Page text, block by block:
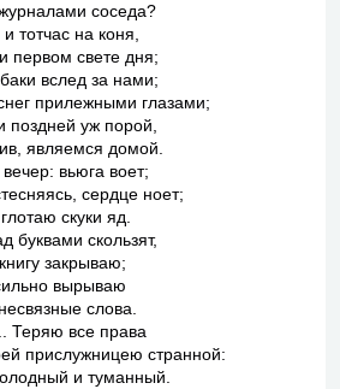
соседа?
тотчас на коня,
первом свете дня;
вслед за нами;
прилежными глазами;
поздней уж порой,
являемся домой.
вьюга воет;
сердце ноет;
скуки яд.
буквами скользят,
закрываю;
вырываю
слова.
Теряю все права
прислужницею странной:
и туманный.